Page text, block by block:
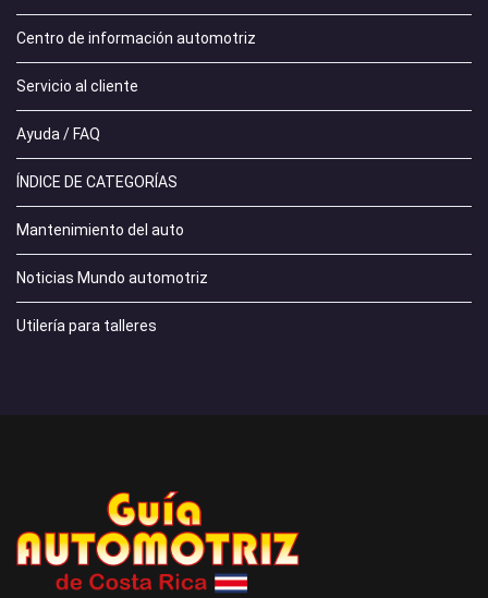
Centro de información automotriz
Servicio al cliente
Ayuda / FAQ
ÍNDICE DE CATEGORÍAS
Mantenimiento del auto
Noticias Mundo automotriz
Utilería para talleres